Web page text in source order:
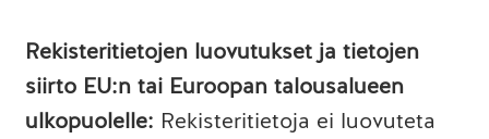
Rekisteritietojen luovutukset ja tietojen
siirto EU:n tai Euroopan talousalueen
ulkopuolelle: Rekisteritietoja ei luovuteta